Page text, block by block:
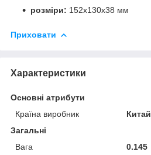
розміри: 152х130х38 мм
Приховати
Характеристики
Основні атрибути
Країна виробник
Китай
Загальні
Вага
0.145